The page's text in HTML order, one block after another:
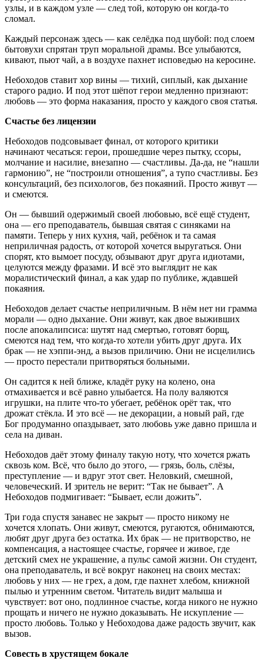
узлы, и в каждом узле — след той, которую он когда-то
сломал.
Каждый персонаж здесь — как селёдка под шубой: под слоем
бытовухи спрятан труп моральной драмы. Все улыбаются,
кивают, пьют чай, а в воздухе пахнет исповедью на керосине.
Небоходов ставит хор вины — тихий, сиплый, как дыхание
старого радио. И под этот шёпот герои медленно признают:
любовь — это форма наказания, просто у каждого своя статья.
Счастье без лицензии
Небоходов подсовывает финал, от которого критики
начинают чесаться: герои, прошедшие через пытку, ссоры,
молчание и насилие, внезапно — счастливы. Да-да, не “нашли
гармонию”, не “построили отношения”, а тупо счастливы. Без
консультаций, без психологов, без покаяний. Просто живут —
и смеются.
Он — бывший одержимый своей любовью, всё ещё студент,
она — его преподаватель, бывшая святая с синяками на
памяти. Теперь у них кухня, чай, ребёнок и та самая
неприличная радость, от которой хочется выругаться. Они
спорят, кто вымоет посуду, обзывают друг друга идиотами,
целуются между фразами. И всё это выглядит не как
моралистический финал, а как удар по публике, ждавшей
покаяния.
Небоходов делает счастье неприличным. В нём нет ни грамма
морали — одно дыхание. Они живут, как двое выживших
после апокалипсиса: шутят над смертью, готовят борщ,
смеются над тем, что когда-то хотели убить друг друга. Их
брак — не хэппи-энд, а вызов приличию. Они не исцелились
— просто перестали притворяться больными.
Он садится к ней ближе, кладёт руку на колено, она
отмахивается и всё равно улыбается. На полу валяются
игрушки, на плите что-то убегает, ребёнок орёт так, что
дрожат стёкла. И это всё — не декорации, а новый рай, где
Бог продуманно опаздывает, зато любовь уже давно пришла и
села на диван.
Небоходов даёт этому финалу такую ноту, что хочется ржать
сквозь ком. Всё, что было до этого, — грязь, боль, слёзы,
преступление — и вдруг этот свет. Неловкий, смешной,
человеческий. И зритель не верит: “Так не бывает”. А
Небоходов подмигивает: “Бывает, если дожить”.
Три года спустя занавес не закрыт — просто никому не
хочется хлопать. Они живут, смеются, ругаются, обнимаются,
любят друг друга без остатка. Их брак — не притворство, не
компенсация, а настоящее счастье, горячее и живое, где
детский смех не украшение, а пульс самой жизни. Он студент,
она преподаватель, и всё вокруг наконец на своих местах:
любовь у них — не грех, а дом, где пахнет хлебом, книжной
пылью и утренним светом. Читатель видит малыша и
чувствует: вот оно, подлинное счастье, когда никого не нужно
прощать и ничего не нужно доказывать. Не искупление —
просто любовь. Только у Небоходова даже радость звучит, как
вызов.
Совесть в хрустящем бокале